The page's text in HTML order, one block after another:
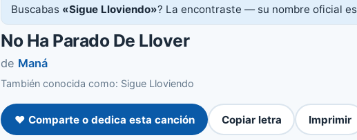
Buscabas «Sigue Lloviendo»? La encontraste — su nombre oficial es
No Ha Parado De Llover
de Maná
También conocida como: Sigue Lloviendo
❤️ Comparte o dedica esta canción Copiar letra Imprimir